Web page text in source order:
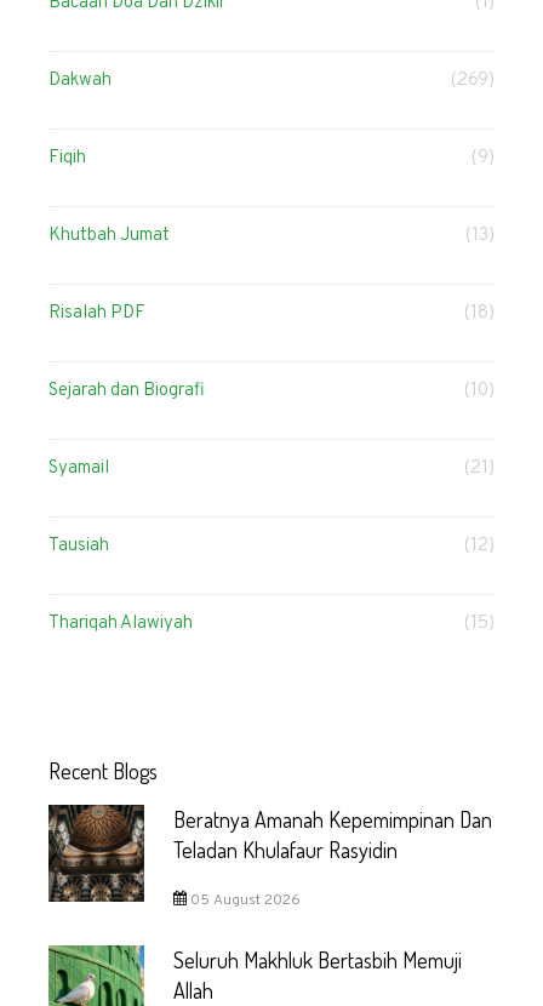
Dakwah (269)
Fiqih (9)
Khutbah Jumat (13)
Risalah PDF (18)
Sejarah dan Biografi (10)
Syamail (21)
Tausiah (12)
Thariqah Alawiyah (15)
Recent Blogs
Beratnya Amanah Kepemimpinan Dan
Teladan Khulafaur Rasyidin
05 August 2026
Seluruh Makhluk Bertasbih Memuji
Allah